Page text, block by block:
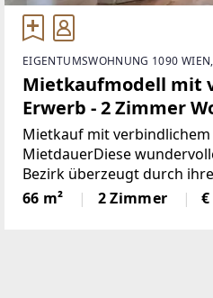
EIGENTUMSWOHNUNG 1090
Mietkaufmodell mit
Erwerb - 2 Zimmer
Biedermeier-
generalsanierten
Mietkauf mit
MietdauerDiese
Bezirk überzeugt durch
Altbaucharme und
66 m² Wohnfläche bietet
66 m² 2 Zimmer